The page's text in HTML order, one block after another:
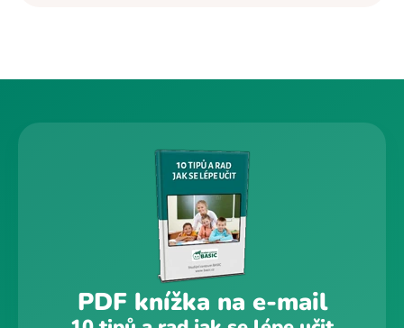
PDF knížka na e-mail